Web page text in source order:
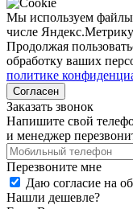
Мы используем файлы
числе
Продолжая
обработку ваших
политике
Согласен
Заказать звонок
Напишите свой
и менеджер
Перезвоните мне
Даю согласие на
Нашли дешевле?